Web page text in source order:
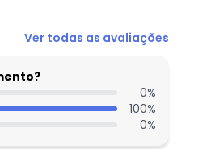
Ver todas as avaliações
0%
100%
0%